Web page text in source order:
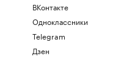
ВКонтакте
Одноклассники
Telegram
Дзен